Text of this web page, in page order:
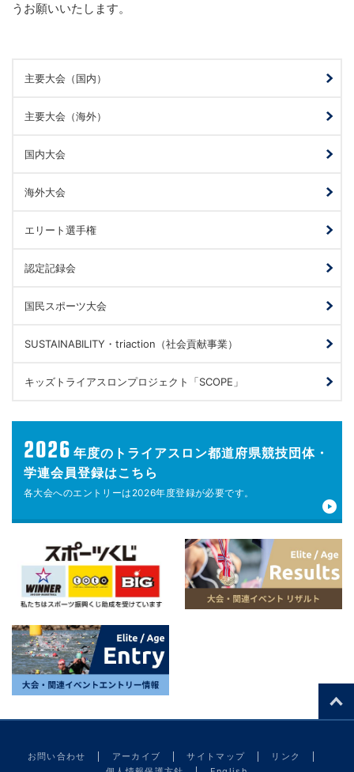
うお願いいたします。
主要大会（国内）
主要大会（海外）
国内大会
海外大会
エリート選手権
認定記録会
国民スポーツ大会
SUSTAINABILITY・triaction（社会貢献事業）
キッズトライアスロンプロジェクト「SCOPE」
2026 年度の トライアスロン都道府県競技団体・
学連会員登録はこちら
各大会へのエントリーは 2026年度登録が必要です。
お問い合わせ アーカイブ サイトマップ
リンク